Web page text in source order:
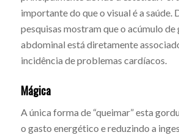
importante do que o visual é a saúde.
pesquisas mostram que o acúmulo
abdominal está diretamente
incidência de problemas cardíacos.
Mágica
A única forma de “queimar” esta
o gasto energético e reduzindo a